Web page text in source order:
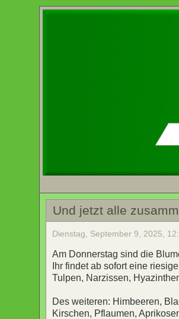
Und jetzt alle
Dienstag, September 9, 2025,
Am Donnerstag sind die
Ihr findet ab sofort eine
Tulpen, Narzissen,
Des weiteren: Himbeeren,
Kirschen, Pflaumen,